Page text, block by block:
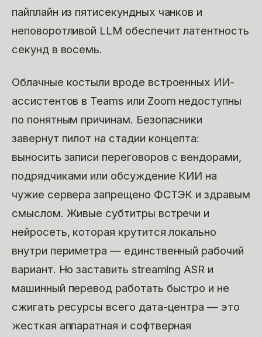
пайплайн из пятисекундных чанков и
неповоротливой LLM обеспечит латентность
секунд в восемь.
Облачные костыли вроде встроенных ИИ-
ассистентов в Teams или Zoom недоступны
по понятным причинам. Безопасники
завернут пилот на стадии концепта:
выносить записи переговоров с вендорами,
подрядчиками или обсуждение КИИ на
чужие сервера запрещено ФСТЭК и здравым
смыслом. Живые субтитры встречи и
нейросеть, которая крутится локально
внутри периметра — единственный рабочий
вариант. Но заставить streaming ASR и
машинный перевод работать быстро и не
сжигать ресурсы всего дата-центра — это
жесткая аппаратная и софтверная